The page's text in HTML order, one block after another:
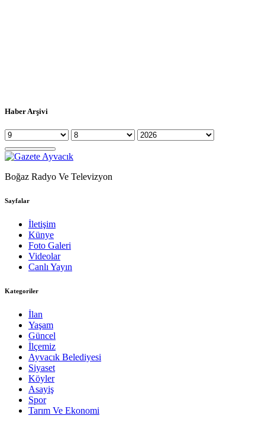
Haber Arşivi
Boğaz Radyo Ve Televizyon
Sayfalar
İletişim
Künye
Foto Galeri
Videolar
Canlı Yayın
Kategoriler
İlan
Yaşam
Güncel
İlçemiz
Ayvacık Belediyesi
Siyaset
Köyler
Asayiş
Spor
Tarım Ve Ekonomi